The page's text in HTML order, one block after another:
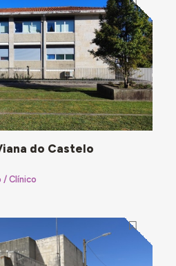
do Castelo
/ Clínico